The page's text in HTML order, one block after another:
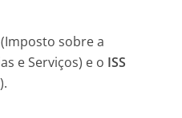
(Imposto sobre a
e Serviços) e o ISS